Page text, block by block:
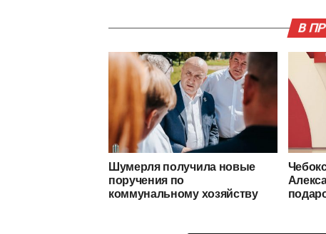
В
Шумерля получила новые
поручения по
коммунальному хозяйству